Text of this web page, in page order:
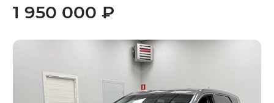
1 950 000 ₽